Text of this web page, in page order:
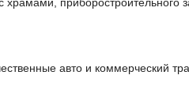
авто и коммерческий